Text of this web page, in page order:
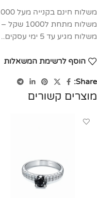
משלוח חינם בקנייה מעל 1000 שקל
משלוח מתחת ל1000 שקל – בעלות 35 שקל
משלוח מגיע עד 5 ימי עסקים..
הוסף לרשימת המשאלות
Share:
מוצרים קשורים